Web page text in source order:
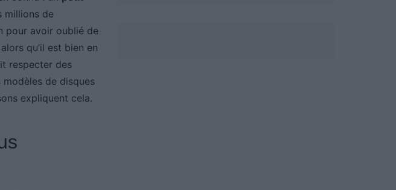
millions de
pour avoir oublié de
qu’il est bien en
respecter des
de disques
expliquent cela.